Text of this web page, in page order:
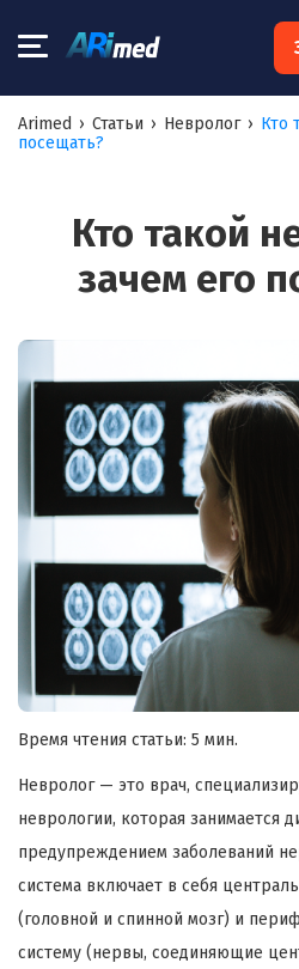
Arimed › Статьи › Невролог › Кто
посещать?
Кто такой
зачем его
Время чтения статьи: 5 мин.
Невролог — это врач,
неврологии, которая занимается
предупреждением заболеваний
система включает в себя
(головной и спинной мозг) и
систему (нервы, соединяющие
Запишитесь на
Ваш телефон:*
Ваш e-mail:*
Я согласен наобработку